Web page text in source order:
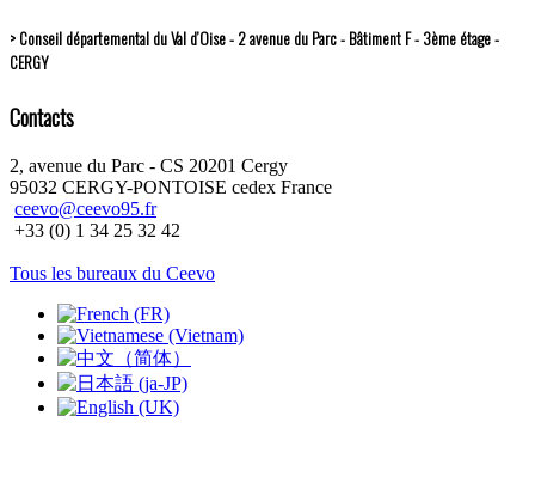
> Conseil départemental du Val d’Oise - 2 avenue du Parc - Bâtiment F - 3ème étage -
CERGY
Contacts
2, avenue du Parc - CS 20201 Cergy
95032 CERGY-PONTOISE cedex France
ceevo@ceevo95.fr
+33 (0) 1 34 25 32 42
Tous les bureaux du Ceevo